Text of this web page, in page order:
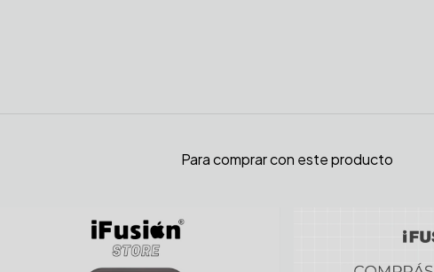
Para comprar con este producto